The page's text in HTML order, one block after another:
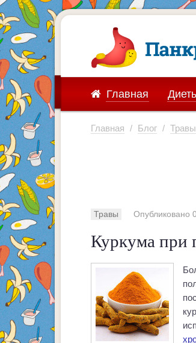
Главная
Главная / Блог / Травы
Травы Опубликовано
Куркума при